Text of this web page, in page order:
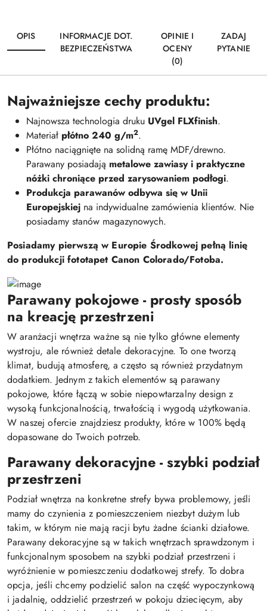
OPIS
INFORMACJE DOT.
BEZPIECZEŃSTWA
OPINIE I
OCENY
(0)
ZADAJ
PYTANIE
Najważniejsze cechy produktu:
Najnowsza technologia druku UVgel FLXfinish.
Materiał płótno 240 g/m2.
Płótno naciągnięte na solidną ramę MDF/drewno.
Parawany posiadają metalowe zawiasy i praktyczne
nóżki chroniące przed zarysowaniem podłogi.
Produkcja parawanów odbywa się w Unii
Europejskiej na indywidualne zamówienia klientów. Nie
posiadamy stanów magazynowych.
Posiadamy pierwszą w Europie Środkowej pełną linię
do produkcji fototapet Canon Colorado/Fotoba.
Parawany pokojowe - prosty sposób
na kreację przestrzeni
W aranżacji wnętrza ważne są nie tylko główne elementy
wystroju, ale również detale dekoracyjne. To one tworzą
klimat, budują atmosferę, a często są również przydatnym
dodatkiem. Jednym z takich elementów są parawany
pokojowe, które łączą w sobie niepowtarzalny design z
wysoką funkcjonalnością, trwałością i wygodą użytkowania.
W naszej ofercie znajdziesz produkty, które w 100% będą
dopasowane do Twoich potrzeb.
Parawany dekoracyjne - szybki podział
przestrzeni
Podział wnętrza na konkretne strefy bywa problemowy, jeśli
mamy do czynienia z pomieszczeniem niezbyt dużym lub
takim, w którym nie mają racji bytu żadne ścianki działowe.
Parawany dekoracyjne są w takich wnętrzach sprawdzonym i
funkcjonalnym sposobem na szybki podział przestrzeni i
wyróżnienie w pomieszczeniu dodatkowej strefy. To dobra
opcja, jeśli chcemy podzielić salon na część wypoczynkową
i jadalnię, oddzielić przestrzeń w pokoju dziecięcym, aby